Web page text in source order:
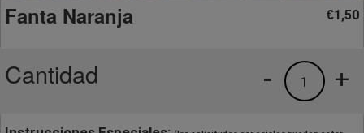
Fanta Naranja €1,50
Cantidad +
1
-